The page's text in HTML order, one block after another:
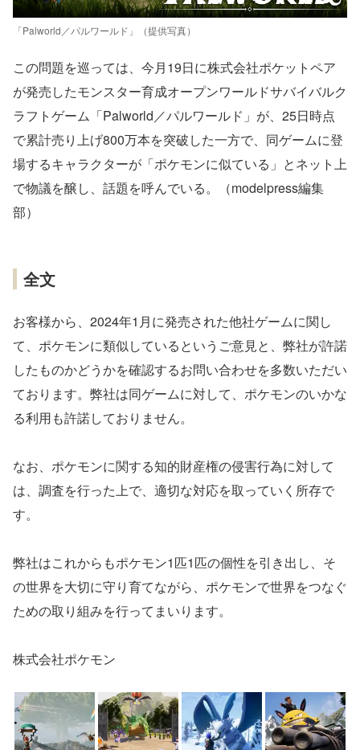
「Palworld／パルワールド」（提供写真）
この問題を巡っては、今月19日に株式会社ポケットペア
が発売したモンスター育成オープンワールドサバイバルク
ラフトゲーム「Palworld／パルワールド」が、25日時点
で累計売り上げ800万本を突破した一方で、同ゲームに登
場するキャラクターが「ポケモンに似ている」とネット上
で物議を醸し、話題を呼んでいる。（modelpress編集
部）
全文
お客様から、2024年1月に発売された他社ゲームに関し
て、ポケモンに類似しているというご意見と、弊社が許諾
したものかどうかを確認するお問い合わせを多数いただい
ております。弊社は同ゲームに対して、ポケモンのいかな
る利用も許諾しておりません。
なお、ポケモンに関する知的財産権の侵害行為に対して
は、調査を行った上で、適切な対応を取っていく所存で
す。
弊社はこれからもポケモン1匹1匹の個性を引き出し、そ
の世界を大切に守り育てながら、ポケモンで世界をつなぐ
ための取り組みを行ってまいります。
株式会社ポケモン